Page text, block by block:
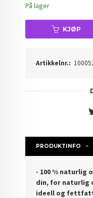
På lager
KJØP
Artikkelnr.:
PRODUKTINFO
- 100 % naturlig
din, for naturlig
ideell og